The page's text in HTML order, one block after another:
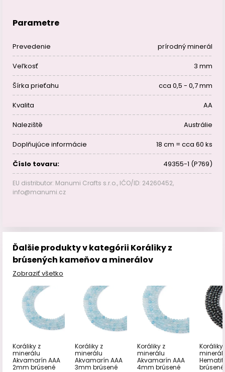
Parametre
Prevedenie prírodný minerál
Veľkosť 3 mm
Šírka prieťahu cca 0,5 - 0,7 mm
Kvalita AA
Naleziště Austrálie
Doplňujúce informácie 18 cm = cca 60 ks
Číslo tovaru: 49355-1 (P769)
EU distributor: Manumi Crafts s.r.o., IČO/ID: 24260452,
info@manumi.cz
Ďalšie produkty v kategórii Koráliky z
brúsených kameňov a minerálov
Zobraziť všetko
Koráliky z
minerálu
Akvamarín AAA
2mm brúsené
Koráliky z
minerálu
Akvamarín AAA
3mm brúsené
Koráliky z
minerálu
Akvamarín AAA
4mm brúsené
Koráliky
brúsené